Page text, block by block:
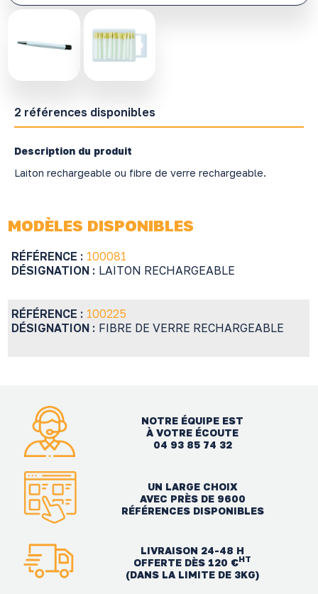
2 références disponibles
Description du produit
Laiton rechargeable ou fibre de verre rechargeable.
MODÈLES DISPONIBLES
RÉFÉRENCE : 100081
DÉSIGNATION : LAITON RECHARGEABLE
RÉFÉRENCE : 100225
DÉSIGNATION : FIBRE DE VERRE RECHARGEABLE
NOTRE ÉQUIPE EST
À VOTRE ÉCOUTE
04 93 85 74 32
UN LARGE CHOIX
AVEC PRÈS DE 9600
RÉFÉRENCES DISPONIBLES
LIVRAISON 24-48 H
OFFERTE DÈS 120 €HT
(DANS LA LIMITE DE 3KG)